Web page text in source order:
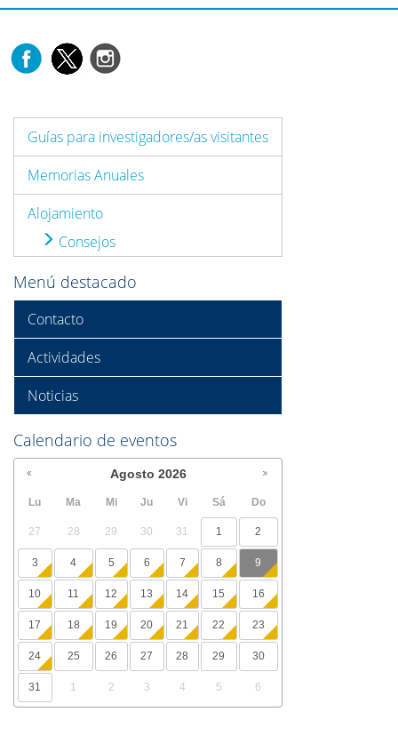
Guías para investigadores/as visitantes
Memorias Anuales
Alojamiento
Consejos
Menú destacado
Contacto
Actividades
Noticias
Calendario de eventos
Agosto 2026
Lu Ma Mi Ju Vi Sá Do
27 28 29 30 31 1 2
3 4 5 6 7 8 9
10 11 12 13 14 15 16
17 18 19 20 21 22 23
24 25 26 27 28 29 30
31 1 2 3 4 5 6